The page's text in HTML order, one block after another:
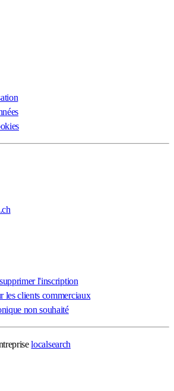
l'inscription
les clients commerciaux
non souhaité
localsearch